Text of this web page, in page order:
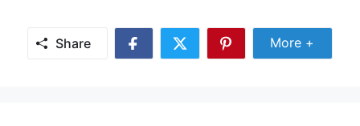
Share
Share
Share
Share
More +